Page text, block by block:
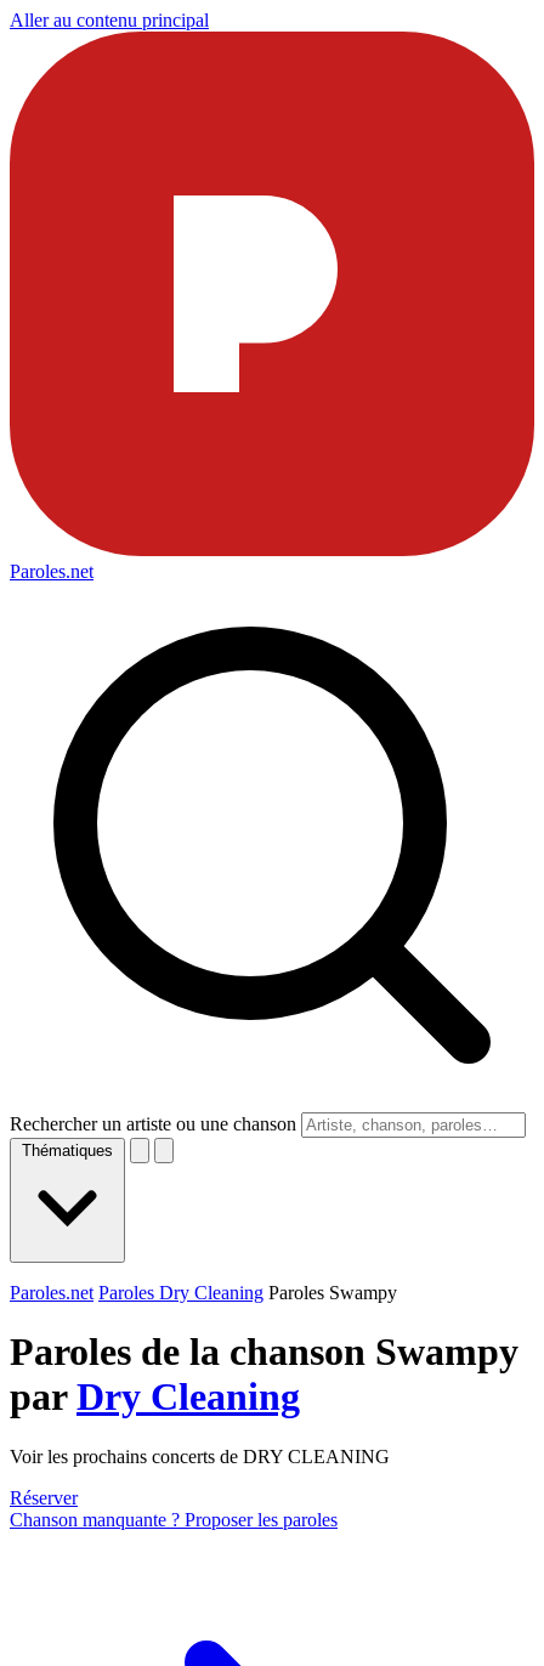
Aller au contenu principal
Paroles.net
Rechercher un artiste ou une chanson
Thématiques
Paroles.net Paroles Dry Cleaning Paroles Swampy
Paroles de la chanson Swampy
parDry Cleaning
Voir les prochains concerts de DRY CLEANING
Réserver
Chanson manquante ? Proposer les paroles